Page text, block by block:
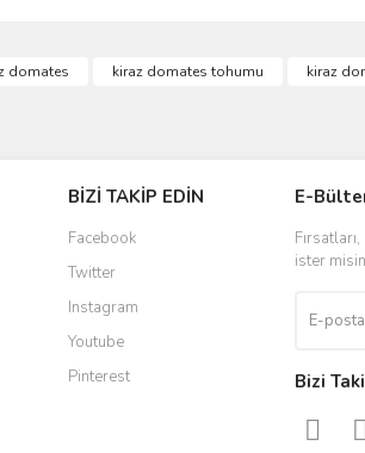
domates kiraz domates tohumu kiraz
BİZİ TAKİP EDİN
Facebook
Twitter
Instagram
Youtube
Pinterest
E-
ister
Bizi